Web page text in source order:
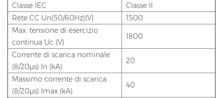
Classe IEC
Classe II
Rete CC Un(50/60Hz)(V)
1500
Max. tensione di esercizio
continua Uc (V)
1800
Corrente di scarica nominale
(8/20μs) In (kA)
20
Massimo corrente di scarica
(8/20μs) Imax (kA)
40